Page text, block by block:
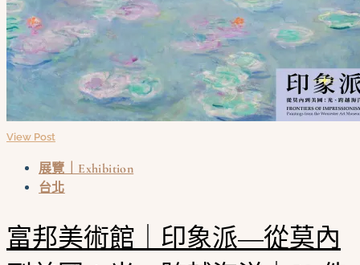
View Post
展覽｜Exhibition
台北
富邦美術館｜印象派—從莫內